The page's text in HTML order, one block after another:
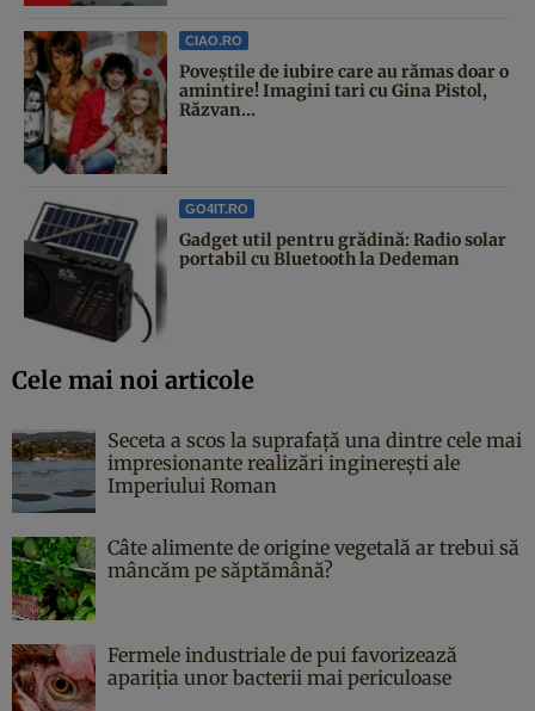
CIAO.RO
Poveştile de iubire care au rămas doar o
amintire! Imagini tari cu Gina Pistol,
Răzvan...
GO4IT.RO
Gadget util pentru grădină: Radio solar
portabil cu Bluetooth la Dedeman
Cele mai noi articole
Seceta a scos la suprafață una dintre cele mai
impresionante realizări inginerești ale
Imperiului Roman
Câte alimente de origine vegetală ar trebui să
mâncăm pe săptămână?
Fermele industriale de pui favorizează
apariția unor bacterii mai periculoase